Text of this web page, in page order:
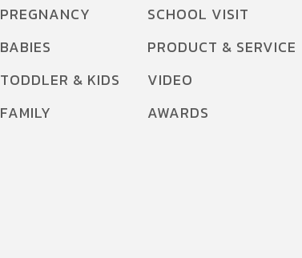
PREGNANCY
BABIES
TODDLER & KIDS
FAMILY
SCHOOL VISIT
PRODUCT & SERVICE
VIDEO
AWARDS